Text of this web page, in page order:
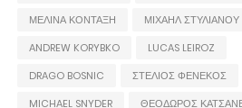
ΜΕΛΙΝΑ ΚΟΝΤΑΞΗ
ΜΙΧΑΗΛ ΣΤΥΛΙΑΝΟΥ
ANDREW KORYBKO
LUCAS LEIROZ
DRAGO BOSNIC
ΣΤΕΛΙΟΣ ΦΕΝΕΚΟΣ
MICHAEL SNYDER
ΘΕΟΔΩΡΟΣ